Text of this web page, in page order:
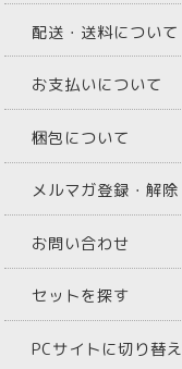
配送・送料について
お支払いについて
梱包について
メルマガ登録・解除
お問い合わせ
セットを探す
PCサイトに切り替え